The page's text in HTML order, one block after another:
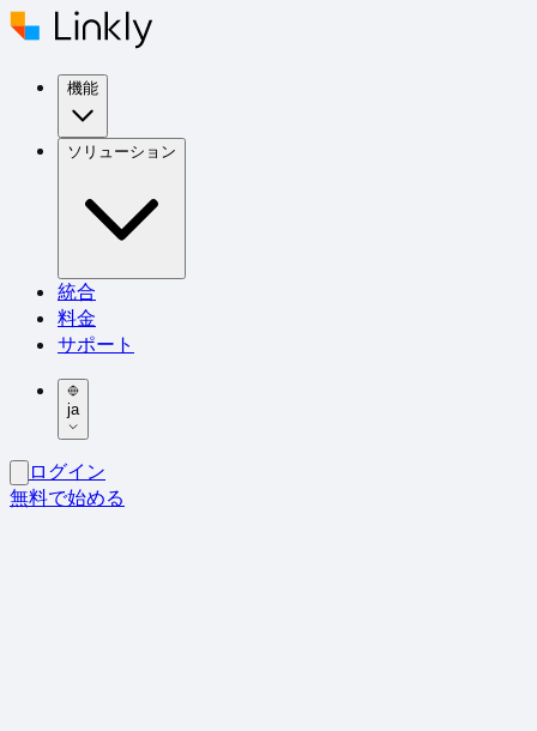
機能
ソリューション
統合
料金
サポート
ja
ログイン
無料で始める